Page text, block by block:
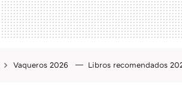
Vaqueros 2026 Libros recomendados